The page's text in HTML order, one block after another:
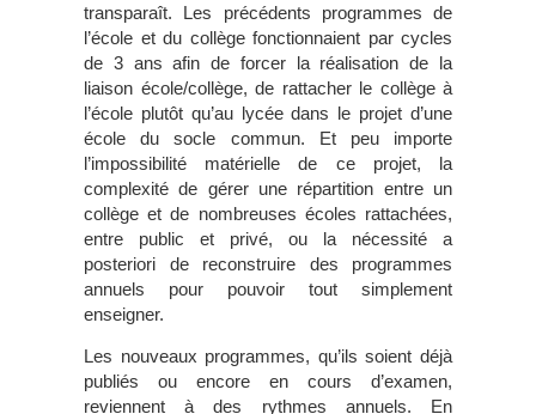
transparaît. Les précédents programmes de
l’école et du collège fonctionnaient par cycles
de 3 ans afin de forcer la réalisation de la
liaison école/collège, de rattacher le collège à
l’école plutôt qu’au lycée dans le projet d’une
école du socle commun. Et peu importe
l’impossibilité matérielle de ce projet, la
complexité de gérer une répartition entre un
collège et de nombreuses écoles rattachées,
entre public et privé, ou la nécessité a
posteriori de reconstruire des programmes
annuels pour pouvoir tout simplement
enseigner.
Les nouveaux programmes, qu’ils soient déjà
publiés ou encore en cours d’examen,
reviennent à des rythmes annuels. En